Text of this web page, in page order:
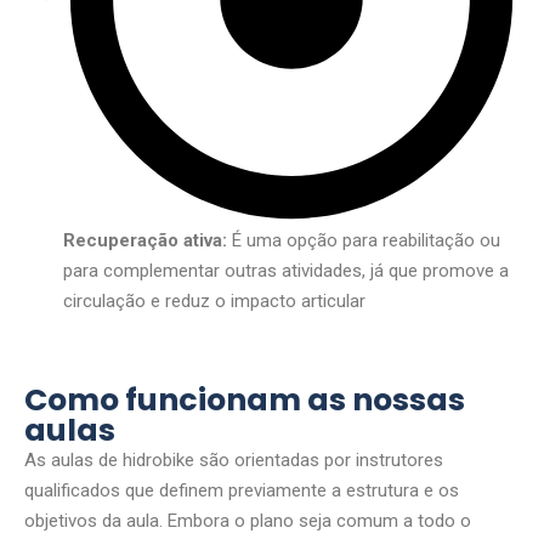
Recuperação ativa: É uma opção para reabilitação ou
para complementar outras atividades, já que promove a
circulação e reduz o impacto articular
Como funcionam as nossas
aulas
As aulas de hidrobike são orientadas por instrutores
qualificados que definem previamente a estrutura e os
objetivos da aula. Embora o plano seja comum a todo o